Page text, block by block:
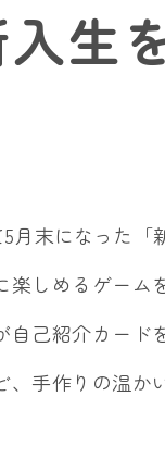
生
末になった「
しめるゲーム
自己紹介カード
、手作りの温か